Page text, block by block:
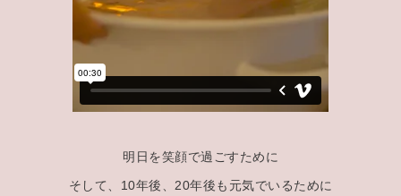
明日を笑顔で過ごすために
そして、10年後、20年後も元気でいるために